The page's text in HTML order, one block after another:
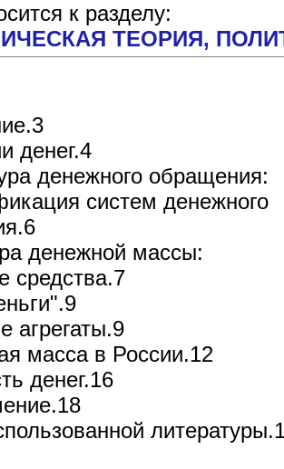
к разделу:
ТЕОРИЯ,
денег.4
денежного обращения:
систем денежного
денежной массы:
средства.7
агрегаты.9
масса в России.12
денег.16